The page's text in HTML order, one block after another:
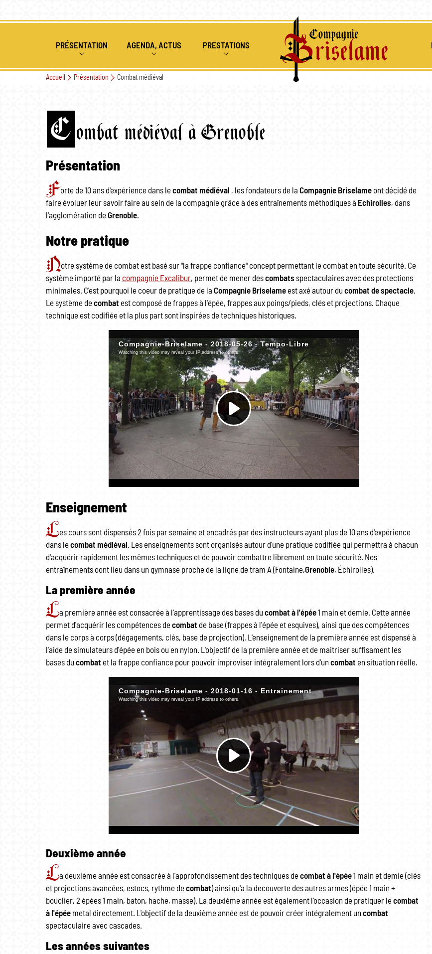
PRÉSENTATION
QUI SOMMES NOUS
HISTORIQUE 2EME ANNÉE
ARCHERIE
SPECTACLES DE FEU
NOUS REJOINDRE
AGENDA, ACTUS
ÉVÉNEMENTS PASSÉS ET À VENIR
PRESTATIONS
SPECTACLES DE FEU
Accueil Présentation Combat médiéval
C ombat médiéval à Grenoble
Présentation
Forte de 10 ans d'expérience dans lecombat médiéval , les fondateurs de la Compagnie Briselame ont décidé de
faire évoluer leur savoir faire au sein de la compagnie grâce à des entraînements méthodiques à Echirolles, dans
l'agglomération deGrenoble.
Notre pratique
Notre système de combat est basé sur "la frappe confiance" concept permettant le combat en toute sécurité. Ce
système importé par la compagnie Excalibur, permet de mener descombats spectaculaires avec des protections
minimales. C'est pourquoi le coeur de pratique de la Compagnie Briselame est axé autour du combat de spectacle.
Le système decombat est composé de frappes à l'épée, frappes aux poings/pieds, clés et projections. Chaque
technique est codifiée et la plus part sont inspirées de techniques historiques.
Enseignement
Les cours sont dispensés 2 fois par semaine et encadrés par des instructeurs ayant plus de 10 ans d'expérience
dans lecombat médiéval . Les enseignements sont organisés autour d'une pratique codifiée qui permettra à chacun
d'acquérir rapidement les mêmes techniques et de pouvoir combattre librement en toute sécurité. Nos
entraînements oont lieu dans un gymnase proche de la ligne de tram A (Fontaine,Grenoble, Échirolles).
La première année
La première année est consacrée à l'apprentissage des bases du combat à l'épée1 main et demie. Cette année
permet d'acquérir les compétences decombat de base (frappes à l'épée et esquives), ainsi que des compétences
dans le corps à corps (dégagements, clés, base de projection). L'enseignement de la première année est dispensé à
l'aide de simulateurs d'épée en bois ou en nylon. L'objectif de la première année et de maitriser suffisament les
bases du combat et la frappe confiance pour pouvoir improviser intégralement lors d'un combat en situation réelle.
Deuxième année
La deuxième année est consacrée à l'approfondissement des techniques decombat à l'épée1 main et demie (clés
et projections avancées, estocs, rythme decombat) ainsi qu'a la decouverte des autres armes (épée 1 main +
bouclier, 2 épées 1 main, baton, hache, masse). La deuxième année est également l'occasion de pratiquer lecombat
à l'épée metal directement. L'objectif de la deuxième année est de pouvoir créer intégralement un combat
spectaculaire avec cascades.
Les années suivantes